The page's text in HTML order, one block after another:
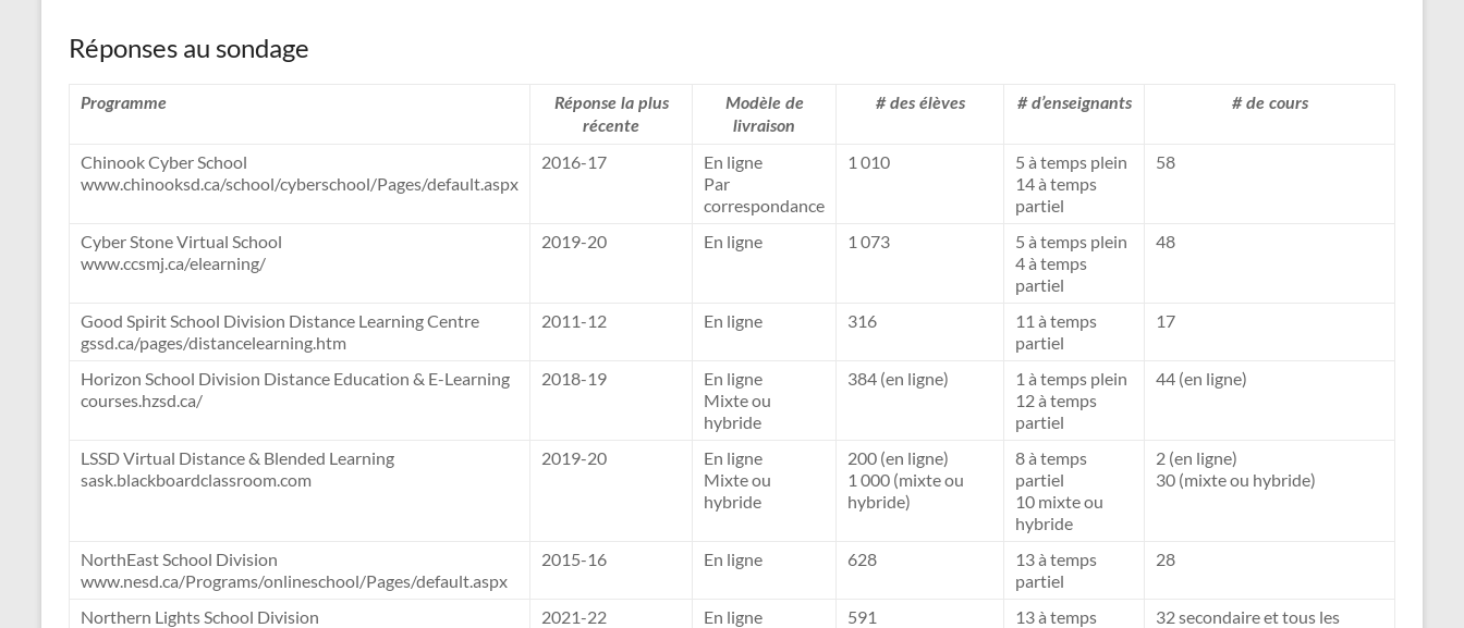
Réponses au sondage
Programme
Réponse la plus
récente
Modèle de
livraison
# des élèves # d’enseignants # de cours
Chinook Cyber School
www.chinooksd.ca/school/cyberschool/Pages/default.aspx
2016-17
En ligne
Par
correspondance
1 010
5 à temps plein
14 à temps
partiel
58
Cyber Stone Virtual School
www.ccsmj.ca/elearning/
2019-20 En ligne 1 073
5 à temps plein
4 à temps
partiel
48
Good Spirit School Division Distance Learning Centre
gssd.ca/pages/distancelearning.htm
2011-12 En ligne 316
11 à temps
partiel
17
Horizon School Division Distance Education & E-Learning
courses.hzsd.ca/
2018-19
En ligne
Mixte ou
hybride
384 (en ligne)
1 à temps plein
12 à temps
partiel
44 (en ligne)
LSSD Virtual Distance & Blended Learning
sask.blackboardclassroom.com​​
2019-20
En ligne
Mixte ou
hybride
200 (en ligne)
1 000 (mixte ou
hybride)
8 à temps
partiel
10 mixte ou
hybride
2 (en ligne)
30 (mixte ou hybride)
NorthEast School Division
www.nesd.ca/Programs/onlineschool/Pages/default.aspx
2015-16 En ligne 628
13 à temps
partiel
28
Northern Lights School Division 2021-22 En ligne 591 13 à temps 32 secondaire et tous les